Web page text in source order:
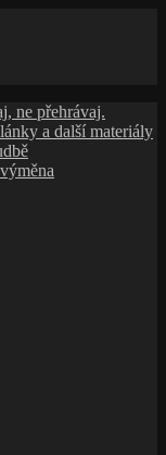
ne přehrávaj.
a další materiály